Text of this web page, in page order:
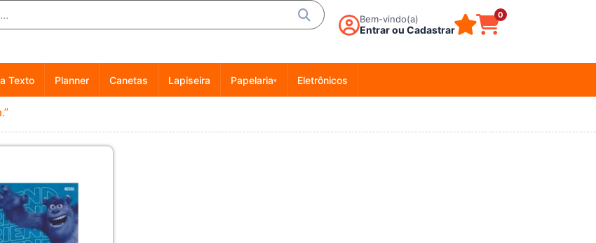
Bem-vindo(a)
Entrar ou Cadastrar
0
Texto Planner Canetas Lapiseira Papelaria▾ Eletrônicos